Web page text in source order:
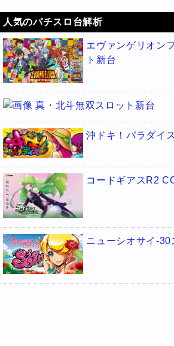
人気のパチスロ台解析
エヴァンゲリオン
ト新台
真・北斗無双スロット新台
沖ドキ！パラダイ
コードギアスR2
ニューシオサイ-30